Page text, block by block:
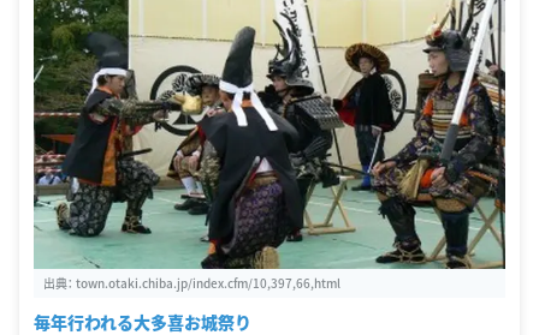
出典： town.otaki.chiba.jp/index.cfm/10,397,66,html
毎年行われる大多喜お城祭り